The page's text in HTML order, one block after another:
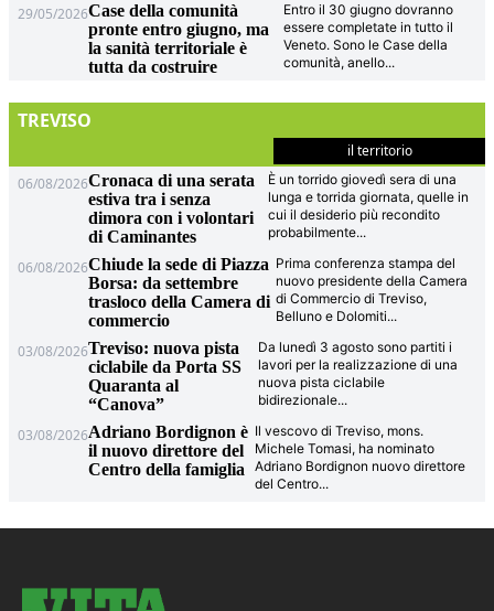
29/05/2026Case della comunità
pronte entro giugno, ma
la sanità territoriale è
tutta da costruire
Entro il 30 giugno dovranno
essere completate in tutto il
Veneto. Sono le Case della
comunità, anello...
TREVISO
il territorio
06/08/2026Cronaca di una serata
estiva tra i senza
dimora con i volontari
di Caminantes
È un torrido giovedì sera di una
lunga e torrida giornata, quelle in
cui il desiderio più recondito
probabilmente...
06/08/2026Chiude la sede di Piazza
Borsa: da settembre
trasloco della Camera di
commercio
Prima conferenza stampa del
nuovo presidente della Camera
di Commercio di Treviso,
Belluno e Dolomiti...
03/08/2026Treviso: nuova pista
ciclabile da Porta SS
Quaranta al
“Canova”
Da lunedì 3 agosto sono partiti i
lavori per la realizzazione di una
nuova pista ciclabile
bidirezionale...
03/08/2026Adriano Bordignon è
il nuovo direttore del
Centro della famiglia
Il vescovo di Treviso, mons.
Michele Tomasi, ha nominato
Adriano Bordignon nuovo direttore
del Centro...